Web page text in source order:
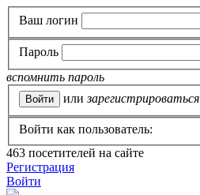
Ваш логин
Пароль
вспомнить пароль
или зарегистрироваться
Войти как пользователь:
463 посетителей на сайте
Регистрация
Войти